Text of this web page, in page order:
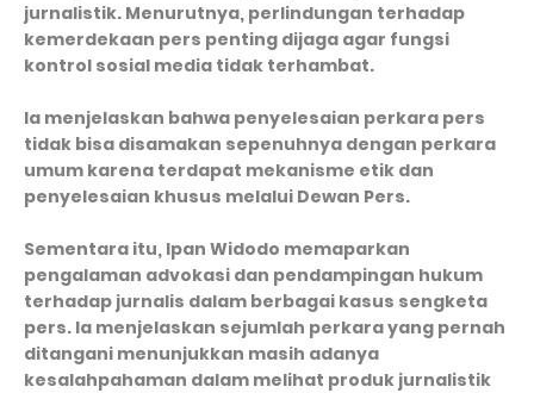
jurnalistik. Menurutnya, perlindungan terhadap
kemerdekaan pers penting dijaga agar fungsi
kontrol sosial media tidak terhambat.
Ia menjelaskan bahwa penyelesaian perkara pers
tidak bisa disamakan sepenuhnya dengan perkara
umum karena terdapat mekanisme etik dan
penyelesaian khusus melalui Dewan Pers.
Sementara itu, Ipan Widodo memaparkan
pengalaman advokasi dan pendampingan hukum
terhadap jurnalis dalam berbagai kasus sengketa
pers. Ia menjelaskan sejumlah perkara yang pernah
ditangani menunjukkan masih adanya
kesalahpahaman dalam melihat produk jurnalistik